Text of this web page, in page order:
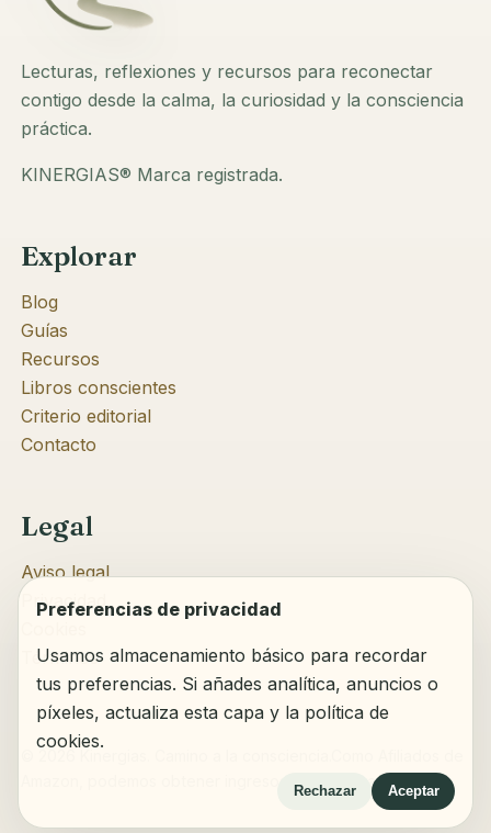
Lecturas, reflexiones y recursos para reconectar
contigo desde la calma, la curiosidad y la consciencia
práctica.
KINERGIAS® Marca registrada.
Explorar
Blog
Guías
Recursos
Libros conscientes
Criterio editorial
Contacto
Legal
Aviso legal
Privacidad
Términos
Amazon, podemos obtener ingresos por compras adscritas.
Preferencias de privacidad
Usamos almacenamiento básico para recordar
tus preferencias. Si añades analítica, anuncios o
píxeles, actualiza esta capa y la política de
cookies.
Rechazar Aceptar